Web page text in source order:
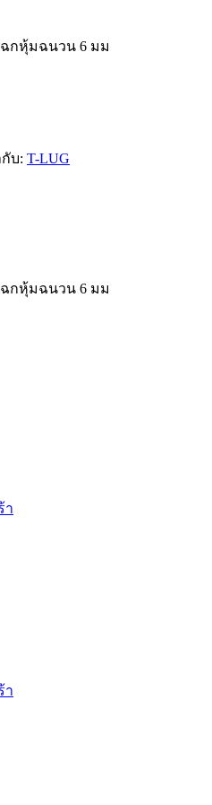
ฉกหุ้มฉนวน 6 มม
บ: T-LUG
ฉกหุ้มฉนวน 6 มม
า
า